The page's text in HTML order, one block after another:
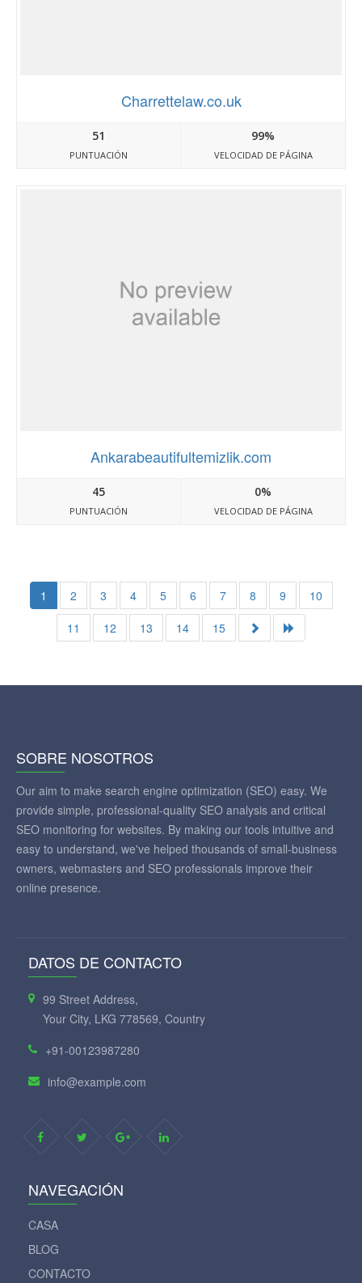
Charrettelaw.co.uk
51
PUNTUACIÓN
99%
VELOCIDAD DE PÁGINA
Ankarabeautifultemizlik.com
45
PUNTUACIÓN
0%
VELOCIDAD DE PÁGINA
1 2 3 4 5 6 7 8 9
10
11
12 13 14 15
SOBRE NOSOTROS
Our aim to make search engine optimization (SEO) easy. We
provide simple, professional-quality SEO analysis and critical
SEO monitoring for websites. By making our tools intuitive and
easy to understand, we've helped thousands of small-business
owners, webmasters and SEO professionals improve their
online presence.
DATOS DE CONTACTO
99 Street Address,
Your City, LKG 778569, Country
+91-00123987280
info@example.com
NAVEGACIÓN
CASA
BLOG
CONTACTO